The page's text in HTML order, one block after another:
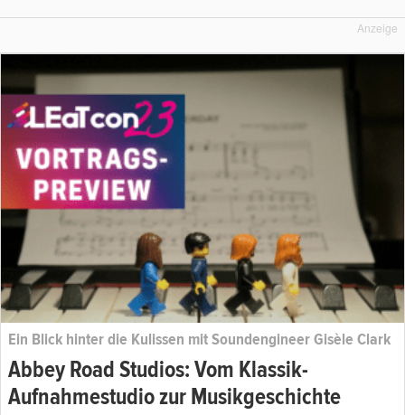
Anzeige
Ein Blick hinter die Kulissen mit Soundengineer Gisèle Clark
Abbey Road Studios: Vom Klassik-
Aufnahmestudio zur Musikgeschichte